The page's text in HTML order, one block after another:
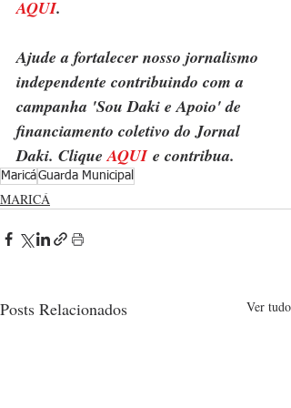
AQUI.
Ajude a fortalecer nosso jornalismo
independente contribuindo com a
campanha 'Sou Daki e Apoio' de
financiamento coletivo do Jornal
Daki. Clique AQUI e contribua.
MaricáGuarda Municipal
MARICÁ
Posts Relacionados Ver tudo